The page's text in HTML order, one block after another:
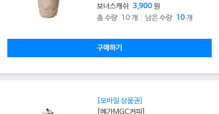
보너스캐쉬 3,900원
총 수량 10 개
남은 수량 10개
구매하기
[모바일 상품권]
[메가MGC커피]